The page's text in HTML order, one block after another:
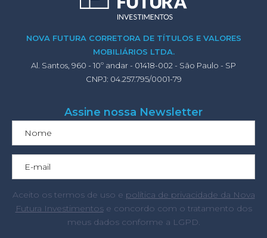
NOVA FUTURA CORRETORA DE TÍTULOS E VALORES
MOBILIÁRIOS LTDA.
Al. Santos, 960 - 10º andar - 01418-002 - São Paulo - SP
CNPJ: 04.257.795/0001-79
Assine nossa Newsletter
Aceito os termos de uso e política de privacidade da Nova
Futura Investimentose concordo com o tratamento dos
meus dados conforme a LGPD.